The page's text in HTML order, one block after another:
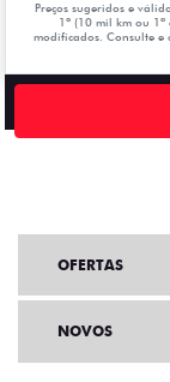
Preços sugeridos e
1º (10 mil km ou
modificados. Consulte e
OFERTAS
NOVOS